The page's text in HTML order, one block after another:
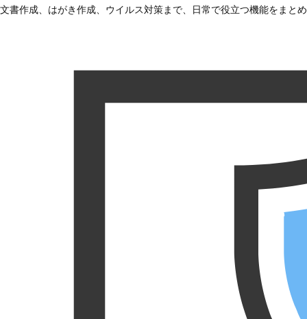
文書作成、はがき作成、ウイルス対策まで、日常で役立つ機能をまと